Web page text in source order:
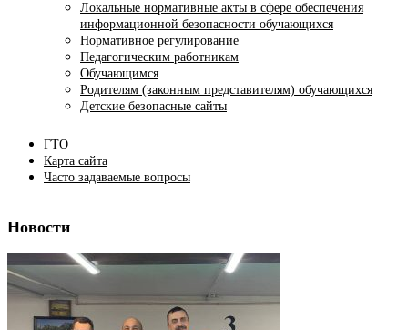
Локальные нормативные акты в сфере обеспечения
информационной безопасности обучающихся
Нормативное регулирование
Педагогическим работникам
Обучающимся
Родителям (законным представителям) обучающихся
Детские безопасные сайты
ГТО
Карта сайта
Часто задаваемые вопросы
Новости